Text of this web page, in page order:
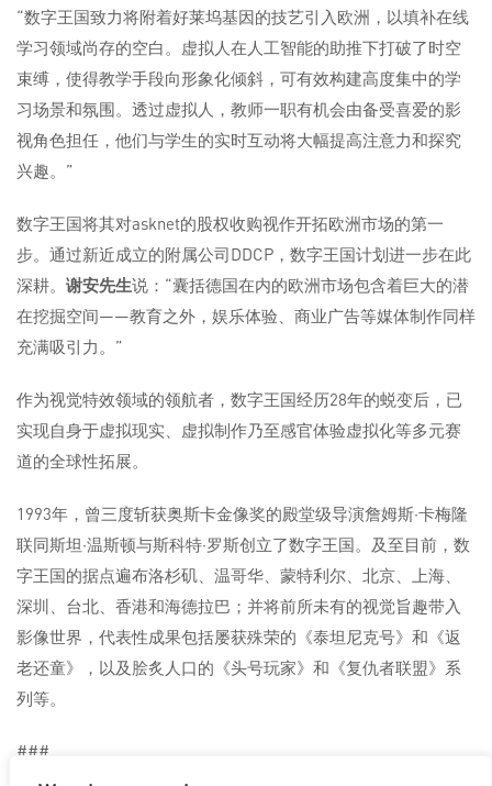
“数字王国致力将附着好莱坞基因的技艺引入欧洲，以填补在线
学习领域尚存的空白。虚拟人在人工智能的助推下打破了时空
束缚，使得教学手段向形象化倾斜，可有效构建高度集中的学
习场景和氛围。透过虚拟人，教师一职有机会由备受喜爱的影
视角色担任，他们与学生的实时互动将大幅提高注意力和探究
兴趣。”
数字王国将其对asknet的股权收购视作开拓欧洲市场的第一
步。通过新近成立的附属公司DDCP，数字王国计划进一步在此
深耕。 谢安先生说：“囊括德国在内的欧洲市场包含着巨大的潜
在挖掘空间——教育之外，娱乐体验、商业广告等媒体制作同样
充满吸引力。”
作为视觉特效领域的领航者，数字王国经历28年的蜕变后，已
实现自身于虚拟现实、虚拟制作乃至感官体验虚拟化等多元赛
道的全球性拓展。
1993年，曾三度斩获奥斯卡金像奖的殿堂级导演詹姆斯·卡梅隆
联同斯坦·温斯顿与斯科特·罗斯创立了数字王国。及至目前，数
字王国的据点遍布洛杉矶、温哥华、蒙特利尔、北京、上海、
深圳、台北、香港和海德拉巴；并将前所未有的视觉旨趣带入
影像世界，代表性成果包括屡获殊荣的《泰坦尼克号》和《返
老还童》，以及脍炙人口的《头号玩家》和《复仇者联盟》系
列等。
###